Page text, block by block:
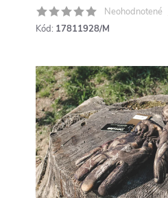
Neohodnotené
Kód: 17811928/M